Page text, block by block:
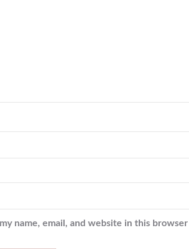
name, email, and website in this